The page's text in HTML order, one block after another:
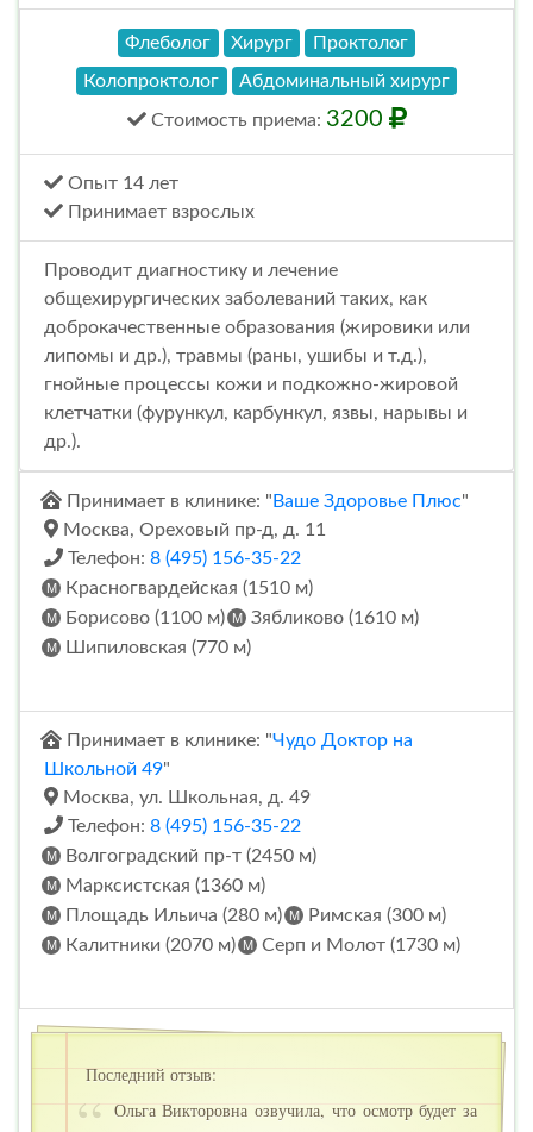
Флеболог Хирург
Проктолог
Колопроктолог
Абдоминальный хирург
Стоимость приема: 3200
Опыт 14 лет
Принимает взрослых
Проводит диагностику и лечение
общехирургических заболеваний таких, как
доброкачественные образования (жировики или
липомы и др.), травмы (раны, ушибы и т.д.),
гнойные процессы кожи и подкожно-жировой
клетчатки (фурункул, карбункул, язвы, нарывы и
др.).
Принимает в клинике: " Ваше Здоровье Плюс"
Москва, Ореховый пр-д, д. 11
Телефон: 8 (495) 156-35-22
Красногвардейская (1510 м)
Борисово (1100 м)
Зябликово (1610 м)
Шипиловская (770 м)
Принимает в клинике: "Чудо Доктор на
Школьной 49"
Москва, ул. Школьная, д. 49
Телефон: 8 (495) 156-35-22
Волгоградский пр-т (2450 м)
Марксистская (1360 м)
Площадь Ильича (280 м)
Римская (300 м)
Калитники (2070 м)
Серп и Молот (1730 м)
Последний отзыв:
Ольга Викторовна озвучила, что осмотр будет за